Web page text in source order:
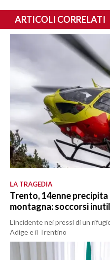
ARTICOLI CORRELATI
LA TRAGEDIA
Trento, 14enne precipita
montagna: soccorsi
L’incidente nei pressi di un
Adige e il Trentino